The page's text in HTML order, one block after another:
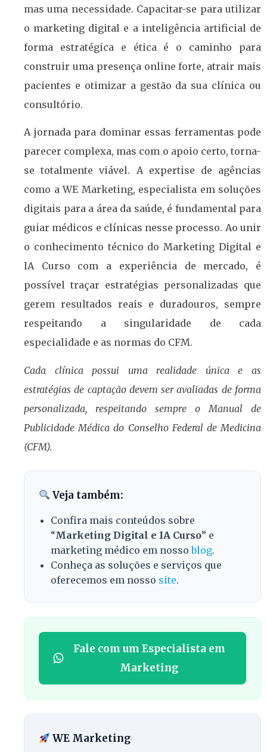
mas uma necessidade. Capacitar-se para utilizar
o marketing digital e a inteligência artificial de
forma estratégica e ética é o caminho para
construir uma presença online forte, atrair mais
pacientes e otimizar a gestão da sua clínica ou
consultório.
A jornada para dominar essas ferramentas pode
parecer complexa, mas com o apoio certo, torna-
se totalmente viável. A expertise de agências
como a WE Marketing, especialista em soluções
digitais para a área da saúde, é fundamental para
guiar médicos e clínicas nesse processo. Ao unir
o conhecimento técnico do Marketing Digital e
IA Curso com a experiência de mercado, é
possível traçar estratégias personalizadas que
gerem resultados reais e duradouros, sempre
respeitando a singularidade de cada
especialidade e as normas do CFM.
Cada clínica possui uma realidade única e as
estratégias de captação devem ser avaliadas de forma
personalizada, respeitando sempre o Manual de
Publicidade Médica do Conselho Federal de Medicina
(CFM).
Veja também:
Confira mais conteúdos sobre
“Marketing Digital e IA Curso” e
marketing médico em nossoblog.
Conheça as soluções e serviços que
oferecemos em nosso site.
Fale com um Especialista em
Marketing
WE Marketing